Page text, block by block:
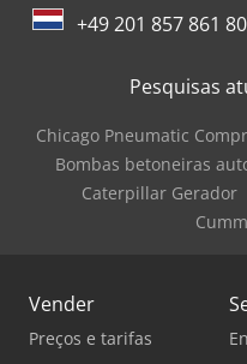
+49 201 857 861 80
Pesquisas
Chicago Pneumatic
Bombas betoneiras
Caterpillar Gerador
Vender
Preços e tarifas